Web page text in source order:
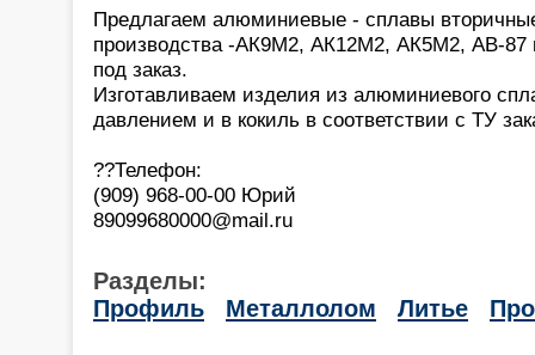
Предлагаем алюминиевые - сплавы
производства -АК9М2, АК12М2, АК5М2, АВ-87
под заказ.
Изготавливаем изделия из алюминиевого
давлением и в кокиль в соответствии с ТУ
??Телефон:
(909) 968-00-00 Юрий
89099680000@mail.ru
Разделы:
Профиль
Металлолом Литье